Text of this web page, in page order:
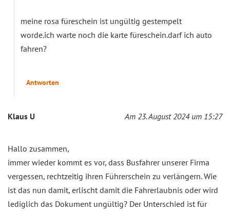
meine rosa füreschein ist ungültig gestempelt
worde.ich warte noch die karte füreschein.darf ich auto
fahren?
Antworten
Klaus U Am 23. August 2024 um 15:27
Hallo zusammen,
immer wieder kommt es vor, dass Busfahrer unserer Firma
vergessen, rechtzeitig ihren Führerschein zu verlängern. Wie
ist das nun damit, erlischt damit die Fahrerlaubnis oder wird
lediglich das Dokument ungültig? Der Unterschied ist für